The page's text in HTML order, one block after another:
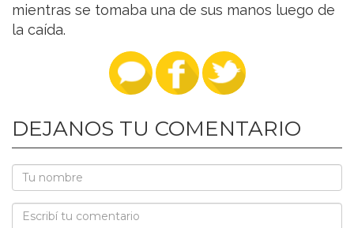
mientras se tomaba una de sus manos luego de
la caída.
DEJANOS TU COMENTARIO